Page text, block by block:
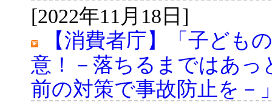
[2022年11月18日]
【消費者庁】「子ども
意！－落ちるまではあっ
前の対策で事故防止を－